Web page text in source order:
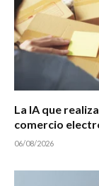
La IA que
comercio
06/08/2026